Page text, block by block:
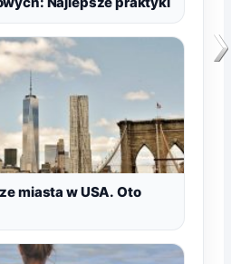
miasta w USA. Oto